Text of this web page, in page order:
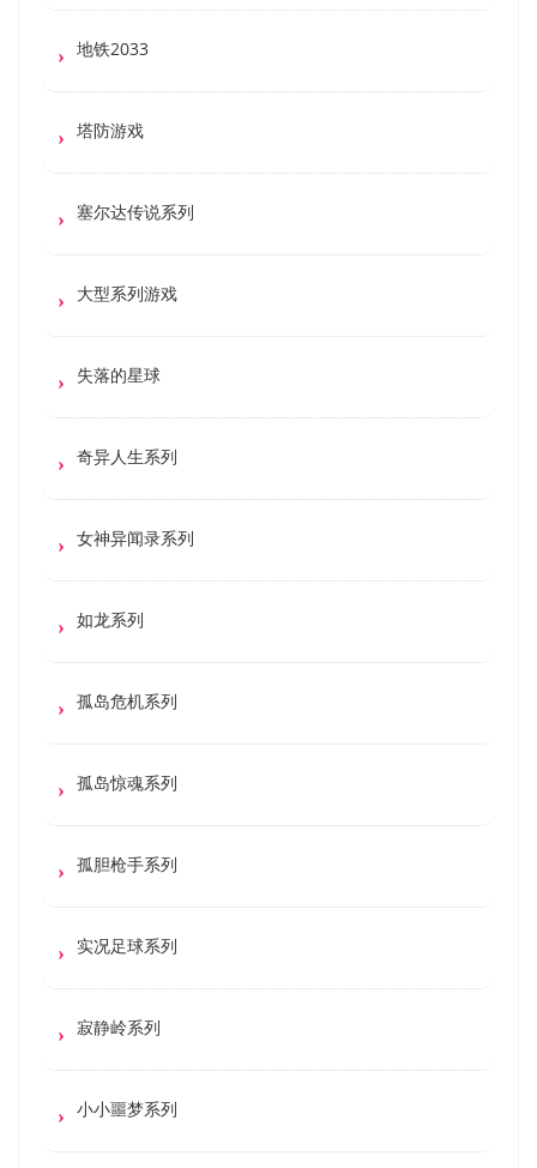
地铁2033
塔防游戏
塞尔达传说系列
大型系列游戏
失落的星球
奇异人生系列
女神异闻录系列
如龙系列
孤岛危机系列
孤岛惊魂系列
孤胆枪手系列
实况足球系列
寂静岭系列
小小噩梦系列